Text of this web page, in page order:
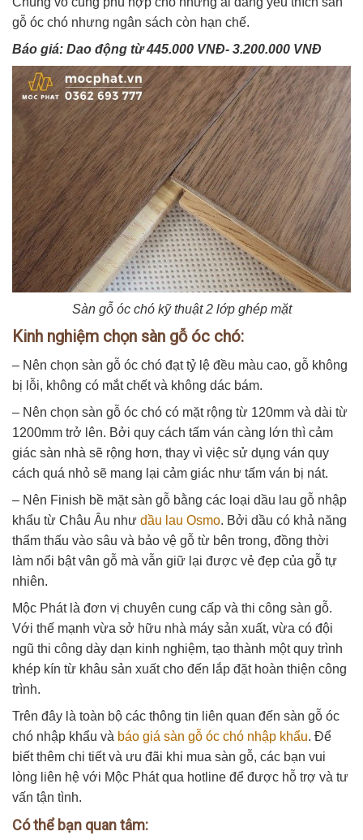
gỗ óc chó nhưng ngân sách còn hạn chế.
Báo giá: Dao động từ 445.000 VNĐ- 3.200.000 VNĐ
Sàn gỗ óc chó kỹ thuật 2 lớp ghép mặt
Kinh nghiệm chọn sàn gỗ óc chó:
– Nên chọn sàn gỗ óc chó đạt tỷ lệ đều màu cao, gỗ không
bị lỗi, không có mắt chết và không dác bám.
– Nên chọn sàn gỗ óc chó có mặt rộng từ 120mm và dài từ
1200mm trở lên. Bởi quy cách tấm ván càng lớn thì cảm
giác sàn nhà sẽ rộng hơn, thay vì việc sử dụng ván quy
cách quá nhỏ sẽ mang lại cảm giác như tấm ván bị nát.
– Nên Finish bề mặt sàn gỗ bằng các loại dầu lau gỗ nhập
khẩu từ Châu Âu như dầu lau Osmo. Bởi dầu có khả năng
thẩm thấu vào sâu và bảo vệ gỗ từ bên trong, đồng thời
làm nổi bật vân gỗ mà vẫn giữ lại được vẻ đẹp của gỗ tự
nhiên.
Mộc Phát là đơn vị chuyên cung cấp và thi công sàn gỗ.
Với thế mạnh vừa sở hữu nhà máy sản xuất, vừa có đội
ngũ thi công dày dạn kinh nghiệm, tạo thành một quy trình
khép kín từ khâu sản xuất cho đến lắp đặt hoàn thiện công
trình.
Trên đây là toàn bộ các thông tin liên quan đến sàn gỗ óc
chó nhập khẩu và báo giá sàn gỗ óc chó nhập khẩu. Để
biết thêm chi tiết và ưu đãi khi mua sàn gỗ, các bạn vui
lòng liên hệ với Mộc Phát qua hotline để được hỗ trợ và tư
vấn tận tình.
Có thể bạn quan tâm: